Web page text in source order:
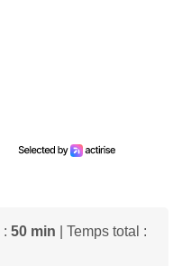
: 50 min | Temps total :